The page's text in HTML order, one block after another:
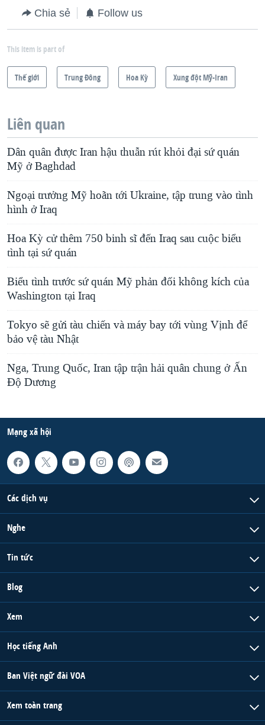
Chia sẻ Follow us
This item is part of
Thế giới Trung Ðông Hoa Kỳ Xung đột Mỹ-Iran
Liên quan
Dân quân được Iran hậu thuẫn rút khỏi đại sứ quán
Mỹ ở Baghdad
Ngoại trưởng Mỹ hoãn tới Ukraine, tập trung vào tình
hình ở Iraq
Hoa Kỳ cử thêm 750 binh sĩ đến Iraq sau cuộc biểu
tình tại sứ quán
Biểu tình trước sứ quán Mỹ phản đối không kích của
Washington tại Iraq
Tokyo sẽ gửi tàu chiến và máy bay tới vùng Vịnh để
bảo vệ tàu Nhật
Nga, Trung Quốc, Iran tập trận hải quân chung ở Ấn
Độ Dương
Mạng xã hội
Các dịch vụ
Nghe
Tin tức
Blog
Xem
Học tiếng Anh
Ban Việt ngữ đài VOA
Xem toàn trang